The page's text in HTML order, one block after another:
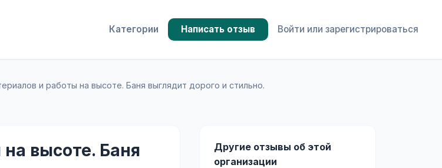
Категории Написать отзыв Войти или зарегистрироваться
и работы на высоте. Баня выглядит дорого и стильно.
высоте. Баня
Другие отзывы об этой
организации